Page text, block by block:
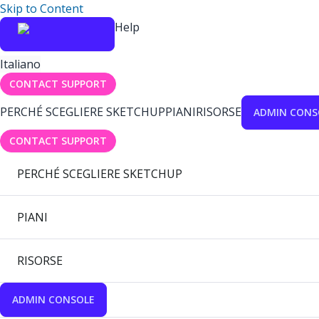
Skip to Content
Help
Italiano
CONTACT SUPPORT
PERCHÉ SCEGLIERE SKETCHUPPIANIRISORSE ADMIN
CONTACT SUPPORT
PERCHÉ SCEGLIERE SKETCHUP
PIANI
RISORSE
ADMIN CONSOLE